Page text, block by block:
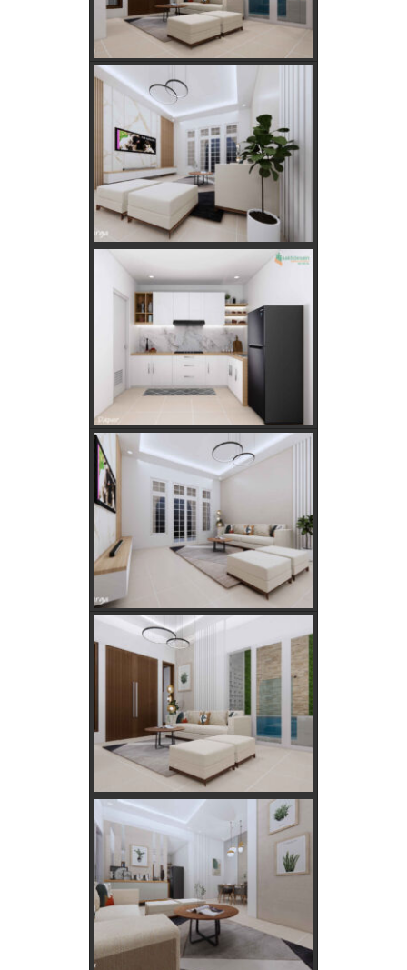
Rumah Menurut Hitungan Jawa
Rahasia Memilih Hari Baik untuk Membangun Rumah
Menurut Hitungan Jawa
Keajaiban Lukisan Panen Padi dalam Feng Shui
Mimpi Tikus Masuk Rumah: Apa Makna Sebenarnya?
Fungsi dan Ukuran MCB dalam Sistem Kelistrikan
Apakah Feng Shui Buruk Jika Memiliki Tanaman Hias
Golongan Tarif Listrik PLN dan Cara Mengecek Daya
Listrik di Rumah
Kebutuhan Listrik anda Besar perlu Daya Listrik
PLN 3 Phase!
Kebutuhan Listrik yang Tepat untuk Rumah Tangga,
Kantor, dan Industri
Panduan Lengkap Jual Beli Tanah Adat: Regulasi,
Syarat, dan Tips Aman